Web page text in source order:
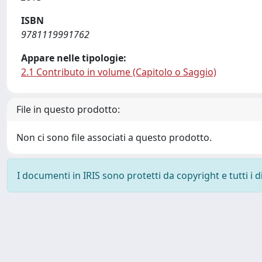
ISBN
9781119991762
Appare nelle tipologie:
2.1 Contributo in volume (Capitolo o Saggio)
File in questo prodotto:
Non ci sono file associati a questo prodotto.
I documenti in IRIS sono protetti da copyright e tutti i